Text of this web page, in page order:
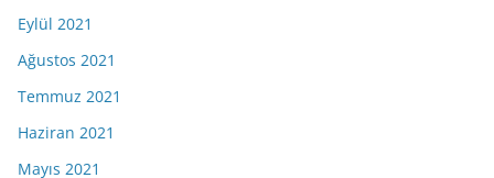
Eylül 2021
Ağustos 2021
Temmuz 2021
Haziran 2021
Mayıs 2021